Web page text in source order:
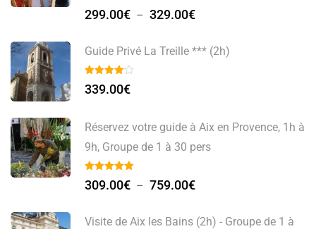
299.00€ – 329.00€
Guide Privé La Treille *** (2h)
339.00€
Réservez votre guide à Aix en Provence, 1h à
9h, Groupe de 1 à 30 pers
309.00€ – 759.00€
Visite de Aix les Bains (2h) - Groupe de 1 à